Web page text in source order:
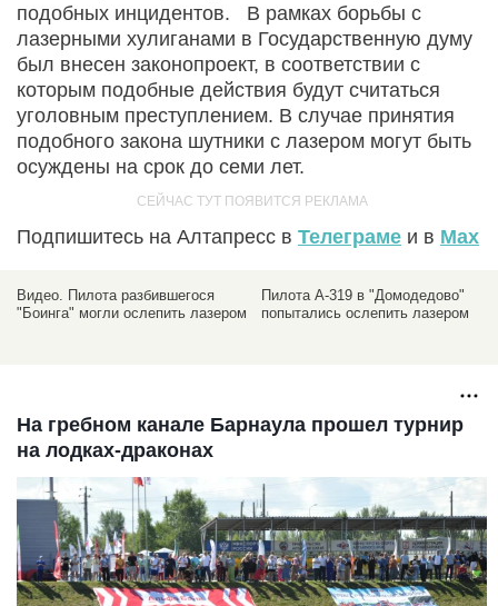
подобных инцидентов. В рамках борьбы с
лазерными хулиганами в Государственную думу
был внесен законопроект, в соответствии с
которым подобные действия будут считаться
уголовным преступлением. В случае принятия
подобного закона шутники с лазером могут быть
осуждены на срок до семи лет.
Подпишитесь на Алтапресс в Телеграме и в Max
Видео. Пилота разбившегося
"Боинга" могли ослепить лазером
Пилота A-319 в "Домодедово"
попытались ослепить лазером
На гребном канале Барнаула прошел турнир
на лодках-драконах